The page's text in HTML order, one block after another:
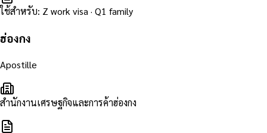
ใช้สำหรับ: Z work visa · Q1 family
ฮ่องกง
Apostille
สำนักงานเศรษฐกิจและการค้าฮ่องกง